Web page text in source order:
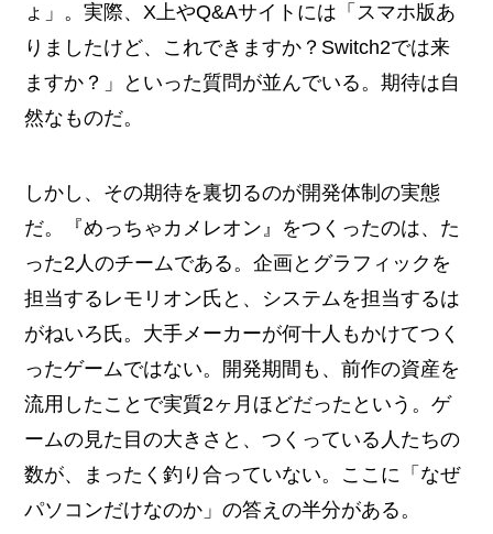
ょ」。実際、X上やQ&Aサイトには「スマホ版あ
りましたけど、これできますか？Switch2では来
ますか？」といった質問が並んでいる。期待は自
然なものだ。
しかし、その期待を裏切るのが開発体制の実態
だ。『めっちゃカメレオン』をつくったのは、た
った2人のチームである。企画とグラフィックを
担当するレモリオン氏と、システムを担当するは
がねいろ氏。大手メーカーが何十人もかけてつく
ったゲームではない。開発期間も、前作の資産を
流用したことで実質2ヶ月ほどだったという。ゲ
ームの見た目の大きさと、つくっている人たちの
数が、まったく釣り合っていない。ここに「なぜ
パソコンだけなのか」の答えの半分がある。